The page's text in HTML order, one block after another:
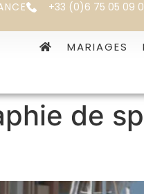
+33 (0)6 75 05 09
MARIAGES
de